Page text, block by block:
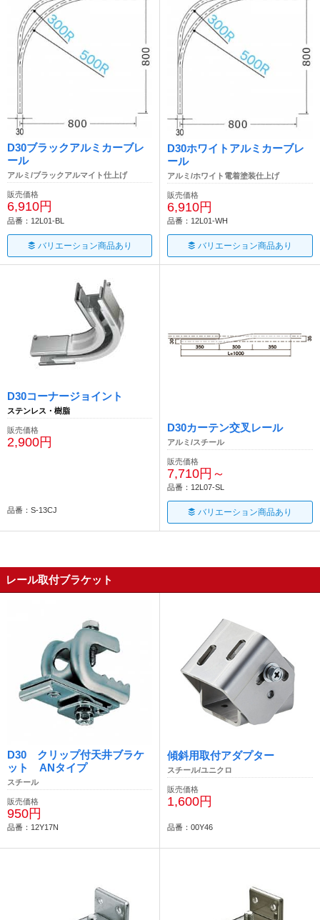
D30ブラックアルミカーブレ
ール
アルミ/ブラックアルマイト仕上げ
販売価格
6,910円
品番：12L01-BL
バリエーション商品あり
D30ホワイトアルミカーブレ
ール
アルミ/ホワイト電着塗装仕上げ
販売価格
6,910円
品番：12L01-WH
バリエーション商品あり
D30コーナージョイント
ステンレス・樹脂
販売価格
2,900円
品番：S-13CJ
D30カーテン交叉レール
アルミ/スチール
販売価格
7,710円～
品番：12L07-SL
バリエーション商品あり
レール取付ブラケット
D30 クリップ付天井ブラケ
ット ANタイプ
スチール
販売価格
950円
品番：12Y17N
傾斜用取付アダプター
スチール/ユニクロ
販売価格
1,600円
品番：00Y46